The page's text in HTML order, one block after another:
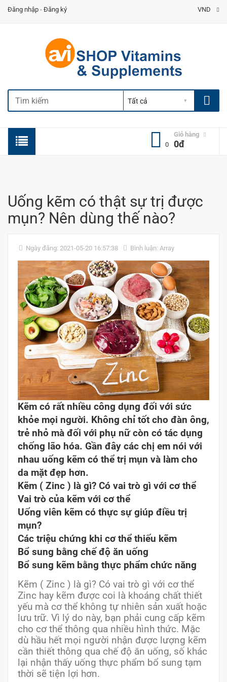
Đăng nhập - Đăng ký VND
Giỏ hàng
0
0đ
Uống kẽm có thật sự trị được
mụn? Nên dùng thế nào?
Ngày đăng: 2021-05-20 16:57:38 Bình luận: Array
Kẽm có rất nhiều công dụng đối với sức
khỏe mọi người. Không chỉ tốt cho đàn ông,
trẻ nhỏ mà đối với phụ nữ còn có tác dụng
chống lão hóa. Gần đây các chị em nói với
nhau uống kẽm có thể trị mụn và làm cho
da mặt đẹp hơn.
Kẽm ( Zinc ) là gì? Có vai trò gì với cơ thể
Vai trò của kẽm với cơ thể
Uống viên kẽm có thực sự giúp điều trị
mụn?
Các triệu chứng khi cơ thể thiếu kẽm
Bổ sung bằng chế độ ăn uống
Bổ sung kẽm bằng thực phẩm chức năng
Kẽm ( Zinc ) là gì? Có vai trò gì với cơ thể
Zinc hay kẽm được coi là khoáng chất thiết
yếu mà cơ thể không tự nhiên sản xuất hoặc
lưu trữ. Vì lý do này, bạn phải cung cấp kẽm
cho cơ thể thông qua nhiều hình thức. Mặc
dù hầu hết mọi người nhận được lượng kẽm
cần thiết thông qua chế độ ăn uống, số khác
lại nhận thấy uống thực phẩm bổ sung tạm
thời sẽ tiện lợi hơn.